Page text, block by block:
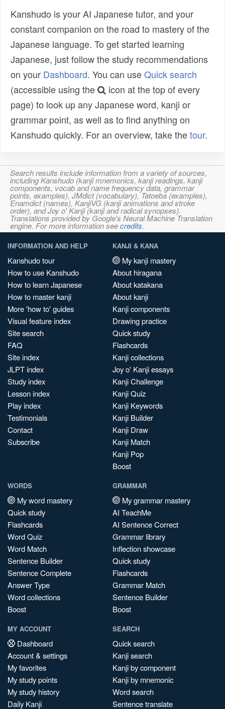
Kanshudo is your AI Japanese tutor, and your
constant companion on the road to mastery of the
Japanese language. To get started learning
Japanese, just follow the study recommendations
on your Dashboard. You can useQuick search
(accessible using the
icon at the top of every
page) to look up any Japanese word, kanji or
grammar point, as well as to find anything on
Kanshudo quickly. For an overview, take thetour.
Search results include information from a variety of sources,
including Kanshudo (kanji mnemonics, kanji readings, kanji
components, vocab and name frequency data, grammar
points, examples), JMdict (vocabulary), Tatoeba (examples),
Enamdict (names), KanjiVG (kanji animations and stroke
order), and Joy o' Kanji (kanji and radical synopses).
Translations provided by Google's Neural Machine Translation
engine. For more information seecredits.
INFORMATION AND HELP
Kanshudo tour
How to use Kanshudo
How to learn Japanese
How to master kanji
More 'how to' guides
Visual feature index
Site search
FAQ
Site index
JLPT index
Study index
Lesson index
Play index
Testimonials
Contact
Subscribe
KANJI & KANA
My kanji mastery
About hiragana
About katakana
About kanji
Kanji components
Drawing practice
Quick study
Flashcards
Kanji collections
Joy o' Kanji essays
Kanji Challenge
Kanji Quiz
Kanji Keywords
Kanji Builder
Kanji Draw
Kanji Match
Kanji Pop
Boost
WORDS
My word mastery
Quick study
Flashcards
Word Quiz
Word Match
Sentence Builder
Sentence Complete
Answer Type
Word collections
Boost
GRAMMAR
My grammar mastery
AI TeachMe
AI Sentence Correct
Grammar library
Inflection showcase
Quick study
Flashcards
Grammar Match
Sentence Builder
Boost
MY ACCOUNT
Dashboard
Account & settings
My favorites
My study points
My study history
Daily Kanji
SEARCH
Quick search
Kanji search
Kanji by component
Kanji by mnemonic
Word search
Sentence translate